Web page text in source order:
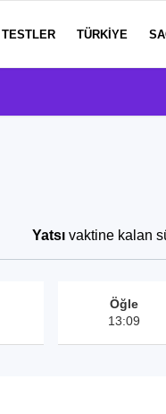
TESTLER TÜRKIYE
Yatsıvaktine kalan
Öğle
13:09